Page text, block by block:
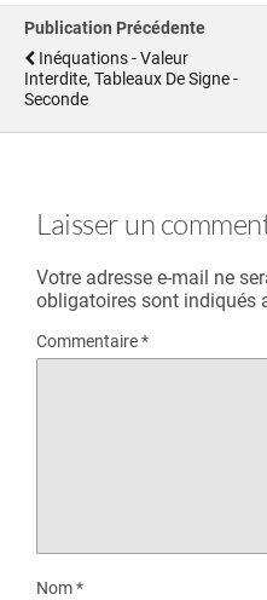
Publication Précédente
Inéquations - Valeur
Interdite, Tableaux De Signe -
Seconde
Laisser un
Votre adresse e-mail ne
obligatoires sont indiqués
Commentaire*
Nom*